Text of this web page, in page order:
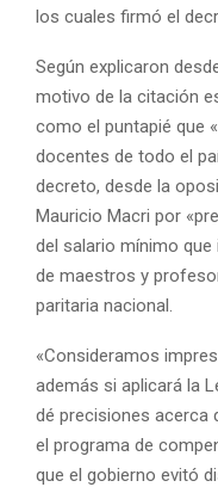
los cuales firmó el
Según explicaron
motivo de la citación
como el puntapié que
docentes de todo el
decreto, desde la
Mauricio Macri por
del salario mínimo que
de maestros y
paritaria nacional.
«Consideramos
además si aplicará la
dé precisiones acerca
el programa de
que el gobierno evitó